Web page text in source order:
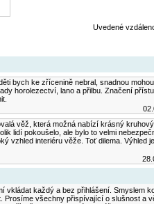
Uvedené
bych ke zřícenině nebral, snadnou
horolezectví, lano a přilbu. Značení
věž, která možná nabízí krásný
lidí pokoušelo, ale bylo to velmi
vzhled interiéru věže. Toť dilema. Výhled
vkládat každý a bez přihlášení. Smyslem
Prosíme všechny přispívající o slušnost a